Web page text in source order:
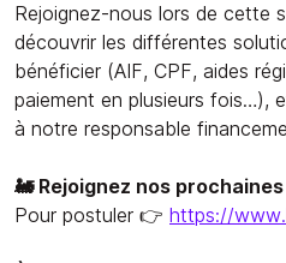
Rejoignez-nous lors de cette
découvrir les différentes
bénéficier (AIF, CPF, aides
paiement en plusieurs fois…),
à notre responsable
🚂 Rejoignez nos
Pour postuler 👉 https://